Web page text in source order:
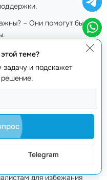
– Они помогут быстро
? – Срок действия
трёх лет.
сертификатов? – DV, OV
и доверия.
надёжен? – Читайте
компании.
– Обратитесь к
самостоятельно? – Да,
для избежания
теме?
задачу и подскажет
решение.
Telegram